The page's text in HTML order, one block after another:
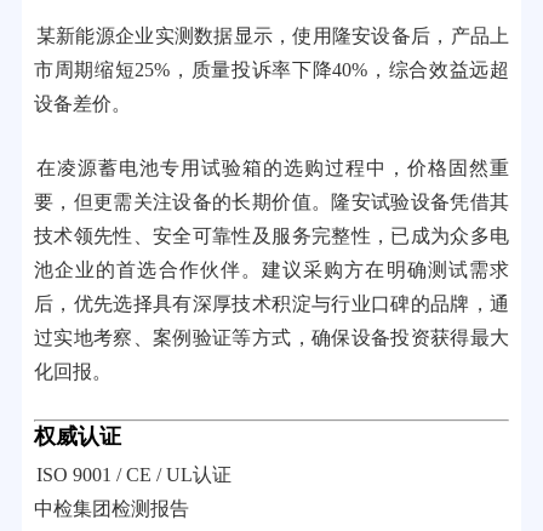
某新能源企业实测数据显示，使用隆安设备后，产品上
市周期缩短25%，质量投诉率下降40%，综合效益远超
设备差价。
在凌源蓄电池专用试验箱的选购过程中，价格固然重
要，但更需关注设备的长期价值。隆安试验设备凭借其
技术领先性、安全可靠性及服务完整性，已成为众多电
池企业的首选合作伙伴。建议采购方在明确测试需求
后，优先选择具有深厚技术积淀与行业口碑的品牌，通
过实地考察、案例验证等方式，确保设备投资获得最大
化回报。
权威认证
ISO 9001 / CE / UL认证
中检集团检测报告